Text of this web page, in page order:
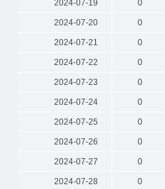
2024-07-19 0
2024-07-20 0
2024-07-21 0
2024-07-22 0
2024-07-23 0
2024-07-24 0
2024-07-25 0
2024-07-26 0
2024-07-27 0
2024-07-28 0